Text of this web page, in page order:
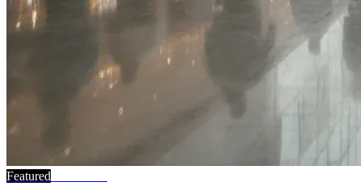
Featured